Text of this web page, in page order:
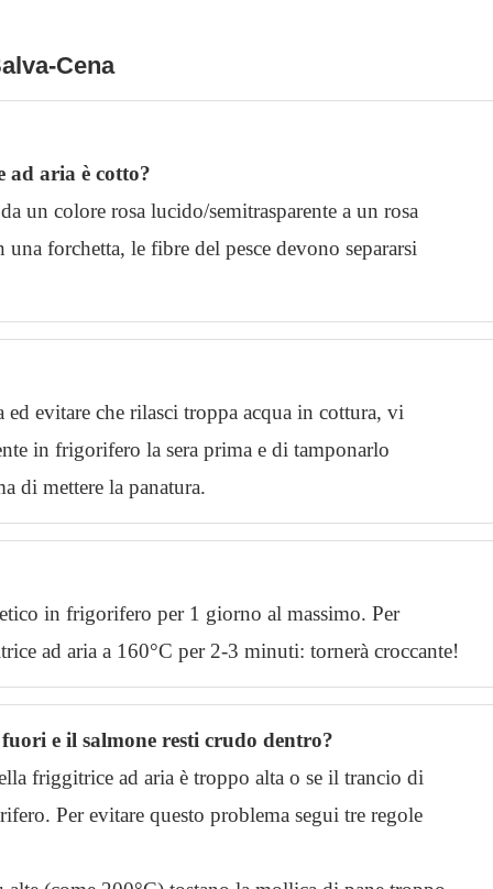
Cena
ad aria è cotto?
un colore rosa lucido/semitrasparente a un rosa
forchetta, le fibre del pesce devono separarsi
ed evitare che rilasci troppa acqua in cottura, vi
in frigorifero la sera prima e di tamponarlo
di mettere la panatura.
in frigorifero per 1 giorno al massimo. Per
ad aria a 160°C per 2-3 minuti: tornerà croccante!
e il salmone resti crudo dentro?
friggitrice ad aria è troppo alta o se il trancio di
Per evitare questo problema segui tre regole